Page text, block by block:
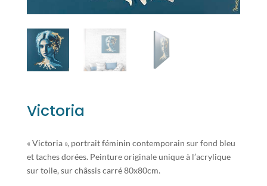
Victoria
« Victoria », portrait féminin contemporain sur fond bleu
et taches dorées. Peinture originale unique à l’acrylique
sur toile, sur châssis carré 80x80cm.